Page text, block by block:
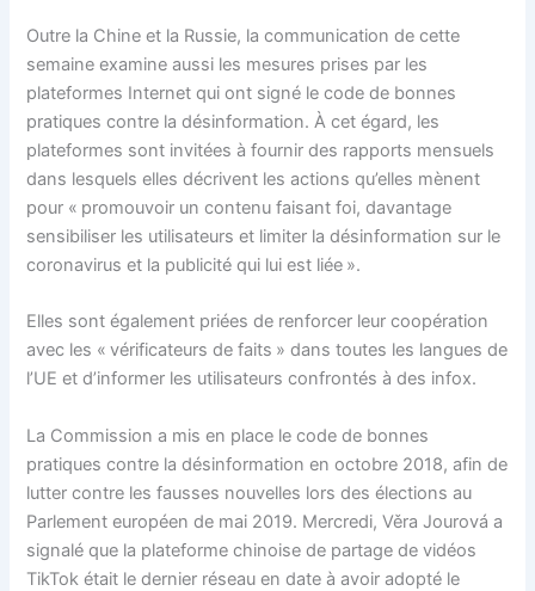
Outre la Chine et la Russie, la communication de cette
semaine examine aussi les mesures prises par les
plateformes Internet qui ont signé le code de bonnes
pratiques contre la désinformation. À cet égard, les
plateformes sont invitées à fournir des rapports mensuels
dans lesquels elles décrivent les actions qu’elles mènent
pour « promouvoir un contenu faisant foi, davantage
sensibiliser les utilisateurs et limiter la désinformation sur le
coronavirus et la publicité qui lui est liée ».
Elles sont également priées de renforcer leur coopération
avec les « vérificateurs de faits » dans toutes les langues de
l’UE et d’informer les utilisateurs confrontés à des infox.
La Commission a mis en place le code de bonnes
pratiques contre la désinformation en octobre 2018, afin de
lutter contre les fausses nouvelles lors des élections au
Parlement européen de mai 2019. Mercredi, Věra Jourová a
signalé que la plateforme chinoise de partage de vidéos
TikTok était le dernier réseau en date à avoir adopté le